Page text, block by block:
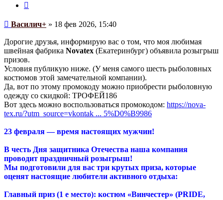
Сообщение
Василич+ » 18 фев 2026, 15:40
Дорогие друзья, информирую вас о том, что моя любимая
швейная фабрика Novatex (Екатеринбург) объявила розыгрыш
призов.
Условия публикую ниже. (У меня самого шесть рыболовных
костюмов этой замечательной компании).
Да, вот по этому промокоду можно приобрести рыболовную
одежду со скидкой: ТРОФЕЙ186
Вот здесь можно воспользоваться промокодом: https://nova-
tex.ru/?utm_source=vkontak ... 5%D0%B9986
23 февраля — время настоящих мужчин!
В честь Дня защитника Отечества наша компания
проводит праздничный розыгрыш!
Мы подготовили для вас три крутых приза, которые
оценят настоящие любители активного отдыха:
Главный приз (1 е место): костюм «Винчестер» (PRIDE,